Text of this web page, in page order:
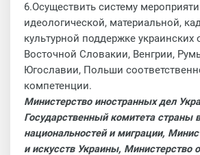
6.Осуществить систему
идеологической, материальной,
культурной поддержке украинских
Восточной Словакии, Венгрии,
Югославии, Польши
компетенции.
Министерство иностранных дел
Государственныйкомитета страны
национальностей и миграции,
и искусств Украины, Министерство